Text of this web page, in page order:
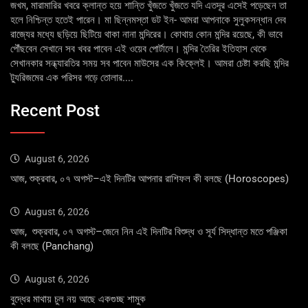
জখম, মারামারির খবরে ক্লান্ত হয়ে শান্তি খুঁজতে খুঁজতে যদি এতদূর এসেই পড়েছেন তা
হলে নিশ্চিন্ত হতেই পারেন। মা ছিন্নমস্তা ডট ইন- আমরা আপনাকে সুলুকসন্ধান দেব
রাজ্যের মধ্যে ছড়িয়ে ছিটিয়ে থাকা নানা মন্দিরের। কোথায় কোন মন্দির রয়েছে, কী ভাবে
পৌঁছবেন সেখানে সব খবর পাবেন এই ওয়েব পোর্টালে। মন্দির তৈরির ইতিহাস থেকে
সেখানকার সন্ধ্যারতির সময় সব পাবেন মাউসের এক কিক্লেই। আমরা চেষ্টা করছি মন্দির
ট্যুরিজমের এক পরিসর গড়ে তোলার....
Recent Post
August 6, 2026
আজ, শুক্রবার, ০৭ অগস্ট–এই দিনটির আপনার রাশিফল কী বলছে (Horoscopes)
August 6, 2026
আজ, শুক্রবার, ০৭ অগস্ট–জেনে নিন এই দিনটির বিশুদ্ধ ও সূর্য সিদ্ধান্ত মতে পঞ্জিকা
কী বলছে (Panchang)
August 6, 2026
বুদ্ধের মাথায় চুল নয় আছে একগুচ্ছ শামুক